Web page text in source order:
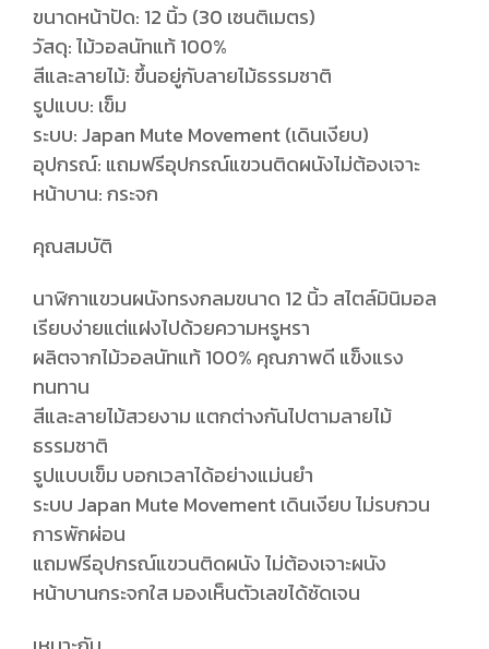
ขนาดหน้าปัด: 12 นิ้ว (30 เซนติเมตร)
วัสดุ: ไม้วอลนัทแท้ 100%
สีและลายไม้: ขึ้นอยู่กับลายไม้ธรรมชาติ
รูปแบบ: เข็ม
ระบบ: Japan Mute Movement (เดินเงียบ)
อุปกรณ์: แถมฟรีอุปกรณ์แขวนติดผนังไม่ต้องเจาะ
หน้าบาน: กระจก
คุณสมบัติ
นาฬิกาแขวนผนังทรงกลมขนาด 12 นิ้ว สไตล์มินิมอล
เรียบง่ายแต่แฝงไปด้วยความหรูหรา
ผลิตจากไม้วอลนัทแท้ 100% คุณภาพดี แข็งแรง
ทนทาน
สีและลายไม้สวยงาม แตกต่างกันไปตามลายไม้
ธรรมชาติ
รูปแบบเข็ม บอกเวลาได้อย่างแม่นยำ
ระบบ Japan Mute Movement เดินเงียบ ไม่รบกวน
การพักผ่อน
แถมฟรีอุปกรณ์แขวนติดผนัง ไม่ต้องเจาะผนัง
หน้าบานกระจกใส มองเห็นตัวเลขได้ชัดเจน